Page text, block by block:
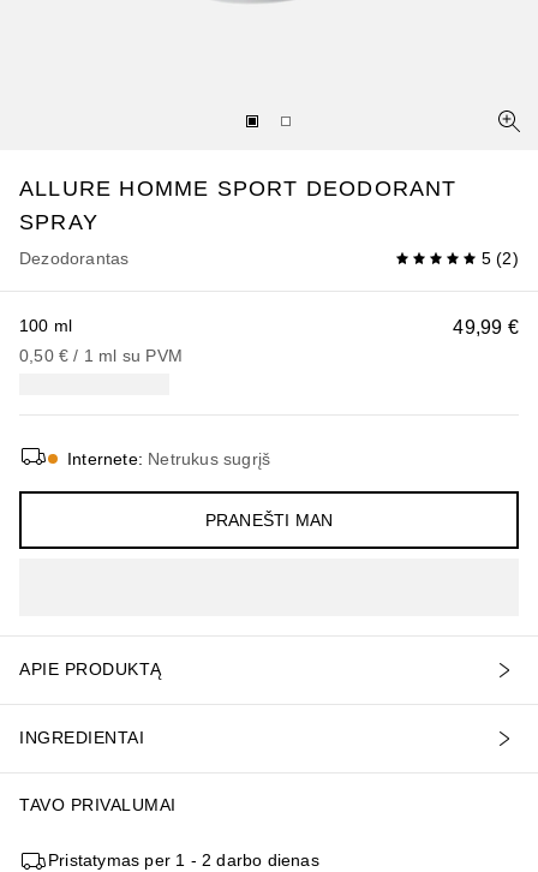
ALLURE HOMME SPORT DEODORANT
SPRAY
Dezodorantas 5 (2)
49,99 €
100 ml
0,50 € / 1 ml su PVM
Internete: Netrukus sugrįš
PRANEŠTI MAN
APIE PRODUKTĄ
INGREDIENTAI
TAVO PRIVALUMAI
Pristatymas per 1 - 2 darbo dienas